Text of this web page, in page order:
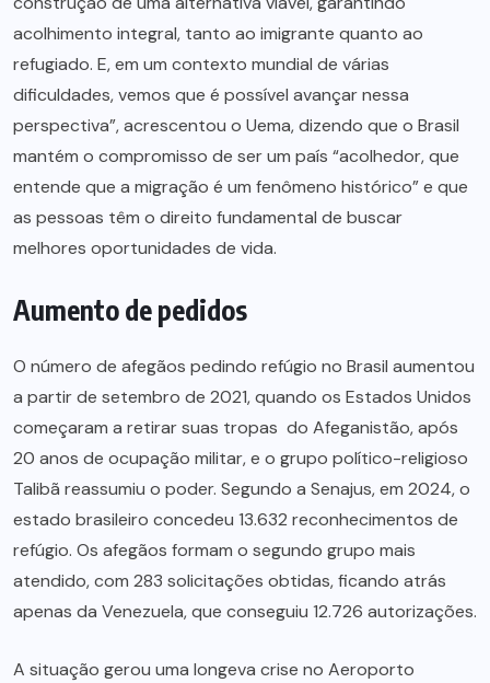
acolhimento integral, tanto ao imigrante quanto ao
refugiado. E, em um contexto mundial de várias
dificuldades, vemos que é possível avançar nessa
perspectiva”, acrescentou o Uema, dizendo que o Brasil
mantém o compromisso de ser um país “acolhedor, que
entende que a migração é um fenômeno histórico” e que
as pessoas têm o direito fundamental de buscar
melhores oportunidades de vida.
Aumento de pedidos
O número de afegãos pedindo refúgio no Brasil aumentou
a partir de setembro de 2021, quando os Estados Unidos
começaram a retirar suas tropas do Afeganistão, após
20 anos de ocupação militar, e o grupo político-religioso
Talibã reassumiu o poder. Segundo a Senajus, em 2024, o
estado brasileiro concedeu 13.632 reconhecimentos de
refúgio. Os afegãos formam o segundo grupo mais
atendido, com 283 solicitações obtidas, ficando atrás
apenas da Venezuela, que conseguiu 12.726 autorizações.
A situação gerou uma longeva crise no Aeroporto